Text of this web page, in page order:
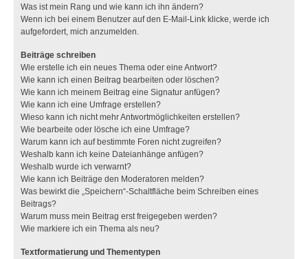
Was ist mein Rang und wie kann ich ihn ändern?
Wenn ich bei einem Benutzer auf den E-Mail-Link klicke, werde ich
aufgefordert, mich anzumelden.
Beiträge schreiben
Wie erstelle ich ein neues Thema oder eine Antwort?
Wie kann ich einen Beitrag bearbeiten oder löschen?
Wie kann ich meinem Beitrag eine Signatur anfügen?
Wie kann ich eine Umfrage erstellen?
Wieso kann ich nicht mehr Antwortmöglichkeiten erstellen?
Wie bearbeite oder lösche ich eine Umfrage?
Warum kann ich auf bestimmte Foren nicht zugreifen?
Weshalb kann ich keine Dateianhänge anfügen?
Weshalb wurde ich verwarnt?
Wie kann ich Beiträge den Moderatoren melden?
Was bewirkt die „Speichern“-Schaltfläche beim Schreiben eines
Beitrags?
Warum muss mein Beitrag erst freigegeben werden?
Wie markiere ich ein Thema als neu?
Textformatierung und Thementypen